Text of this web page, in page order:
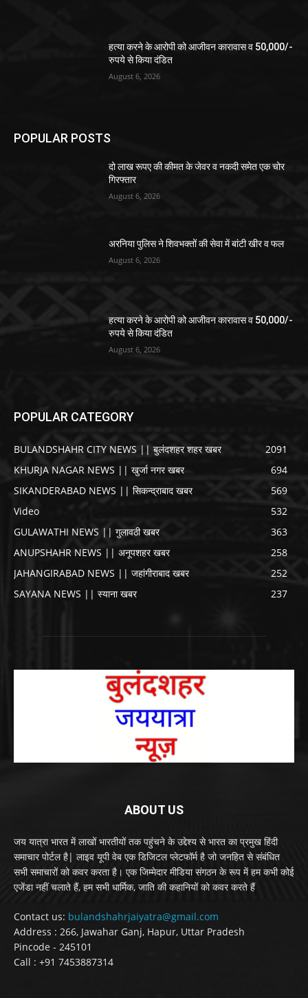
हत्या करने के आरोपी को आजीवन कारावास व 50,000/-
रुपये से किया दंडित
August 6, 2026
POPULAR POSTS
दो लाख रूपए की कीमत के जेवर व नकदी समेत एक चोर
गिरफ्तार
August 6, 2026
अरनिया पुलिस ने शिवभक्तों की सेवा में बांटी खीर व फल
August 6, 2026
हत्या करने के आरोपी को आजीवन कारावास व 50,000/-
रुपये से किया दंडित
August 6, 2026
POPULAR CATEGORY
BULANDSHAHR CITY NEWS || बुलंदशहर शहर खबर
2091
KHURJA NAGAR NEWS || खुर्जा नगर खबर
694
SIKANDERABAD NEWS || सिकन्द्राबाद खबर
569
Video
532
GULAWATHI NEWS || गुलावठी खबर
363
ANUPSHAHR NEWS || अनूपशहर खबर
258
JAHANGIRABAD NEWS || जहांगीराबाद खबर
252
SAYANA NEWS || स्याना खबर
237
ABOUT US
जय यात्रा भारत में लाखों भारतीयों तक पहुंचने के उद्देश्य से भारत का प्रमुख हिंदी
समाचार पोर्टल है| लाइव यूपी वेब एक डिजिटल प्लेटफॉर्म है जो जनहित से संबंधित
सभी समाचारों को कवर करता है। एक जिम्मेदार मीडिया संगठन के रूप में हम कभी कोई
एजेंडा नहीं चलाते हैं, हम सभी धार्मिक, जाति की कहानियों को कवर करते हैं
Contact us: bulandshahrjaiyatra@gmail.com
Address : 266, Jawahar Ganj, Hapur, Uttar Pradesh
Pincode - 245101
Call : +91 7453887314